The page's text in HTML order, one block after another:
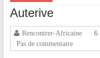
Auterive
Rencontrer-Africaine 6
Pas de commentaire